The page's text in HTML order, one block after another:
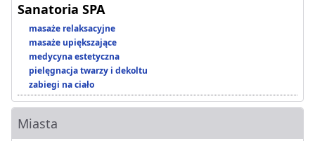
Sanatoria SPA
masaże relaksacyjne
masaże upiększające
medycyna estetyczna
pielęgnacja twarzy i dekoltu
zabiegi na ciało
Miasta